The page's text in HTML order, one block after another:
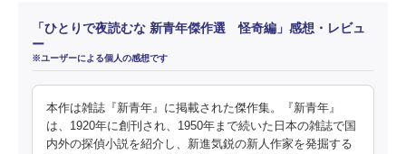
「ひとりで夜読むな 新青年傑作選 怪奇編」感想・レビュ
ー
※ユーザーによる個人の感想です
本作は雑誌『新青年』に掲載された傑作集。『新青年』
は、1920年に創刊され、1950年まで続いた日本の雑誌で国
内外の探偵小説を紹介し、新進気鋭の新人作家を発掘する